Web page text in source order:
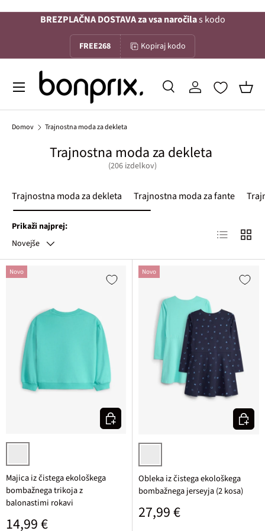
Na vsebino
BREZPLAČNA DOSTAVA za vsa naročilas kodo
FREE268 Kopiraj kodo
Iskanje
IskanjePrijava
Menu
Domov Trajnostna moda za dekleta
Trajnostna moda za dekleta
(206 izdelkov)
Trajnostna moda za dekleta Trajnostna moda za fante
Prikaži najprej:
Novejše
Lista
Novo
svetlo zelena
Majica iz čistega ekološkega
bombažnega trikoja z
balonastimi rokavi
Običajna cena
14,99 €
Izberi varianto
Novo
tintna/modra potiskana + turkizna
Obleka iz čistega ekološkega
bombažnega jerseyja (2 kosa)
Običajna cena
27,99 €
Izberi